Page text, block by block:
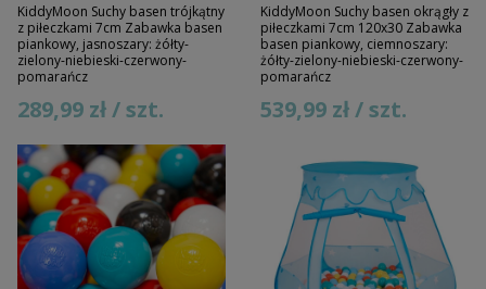
KiddyMoon Suchy basen trójkątny
z piłeczkami 7cm Zabawka basen
piankowy, jasnoszary: żółty-
zielony-niebieski-czerwony-
pomarańcz
289,99 zł / szt.
KiddyMoon Suchy basen okrągły z
piłeczkami 7cm 120x30 Zabawka
basen piankowy, ciemnoszary:
żółty-zielony-niebieski-czerwony-
pomarańcz
539,99 zł / szt.